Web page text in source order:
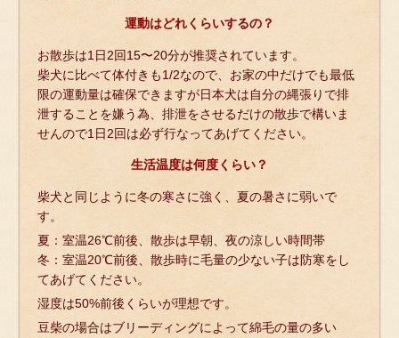
運動はどれくらいするの？
お散歩は1日2回15〜20分が推奨されています。
柴犬に比べて体付きも1/2なので、お家の中だけでも最低
限の運動量は確保できますが日本犬は自分の縄張りで排
泄することを嫌う為、排泄をさせるだけの散歩で構いま
せんので1日2回は必ず行なってあげてください。
生活温度は何度くらい？
柴犬と同じように冬の寒さに強く、夏の暑さに弱いで
す。
夏：室温26℃前後、散歩は早朝、夜の涼しい時間帯
冬：室温20℃前後、散歩時に毛量の少ない子は防寒をし
てあげてください。
湿度は50%前後くらいが理想です。
豆柴の場合はブリーディングによって綿毛の量の多い